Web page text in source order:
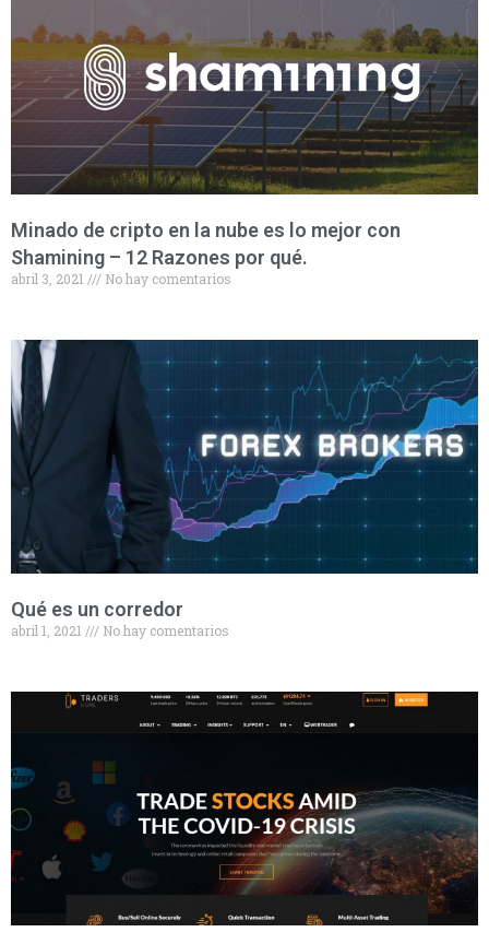
Minado de cripto en la nube es lo mejor con
Shamining – 12 Razones por qué.
abril 3, 2021 No hay comentarios
Qué es un corredor
abril 1, 2021 No hay comentarios